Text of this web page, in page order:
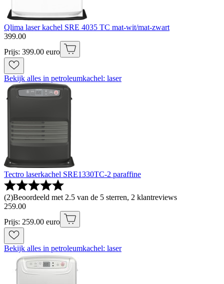
Qlima laser kachel SRE 4035 TC mat-wit/mat-zwart
399.00
Prijs: 399.00 euro
Bekijk alles in petroleumkachel: laser
Tectro laserkachel SRE1330TC-2 paraffine
(2)Beoordeeld met 2.5 van de 5 sterren, 2 klantreviews
259.00
Prijs: 259.00 euro
Bekijk alles in petroleumkachel: laser